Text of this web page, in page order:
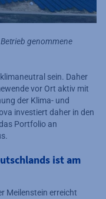
genommene
sein. Daher
vor Ort aktiv mit
der Klima- und
investiert daher in den
Portfolio an
ist am
Meilenstein erreicht